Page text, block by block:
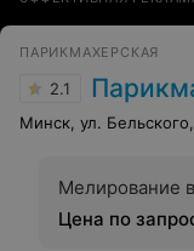
можете оценивать
выполненых
ПАРИКМАХЕРСКАЯ
2.1
Минск, ул.
Мелирование
Цена по